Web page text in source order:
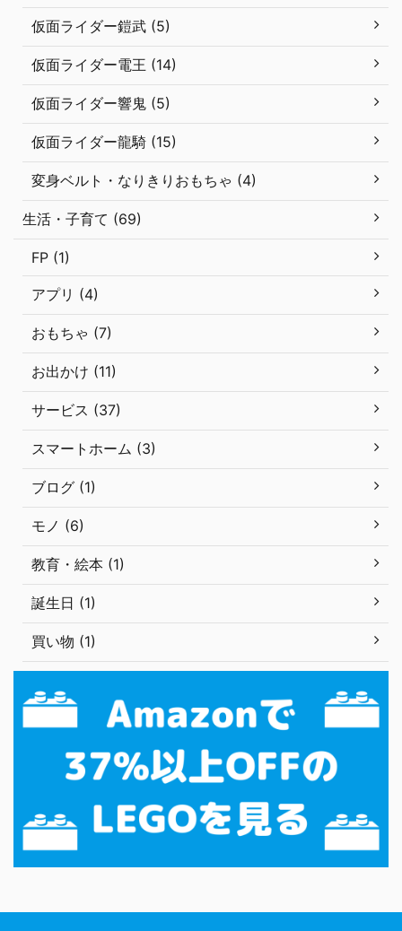
仮面ライダー鎧武 (5)
仮面ライダー電王 (14)
仮面ライダー響鬼 (5)
仮面ライダー龍騎 (15)
変身ベルト・なりきりおもちゃ (4)
生活・子育て (69)
FP (1)
アプリ (4)
おもちゃ (7)
お出かけ (11)
サービス (37)
スマートホーム (3)
ブログ (1)
モノ (6)
教育・絵本 (1)
誕生日 (1)
買い物 (1)